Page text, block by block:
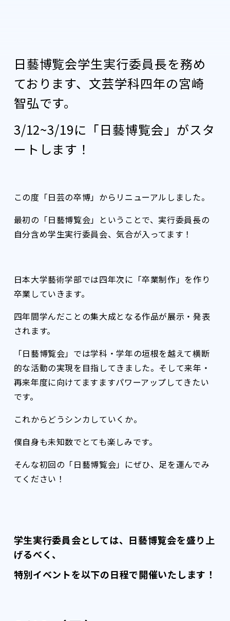
日藝博覧会学生実行委員長を務め
ております、文芸学科四年の宮崎
智弘です。
3/12~3/19に「日藝博覧会」がスタ
ートします！
この度「日芸の卒博」からリニューアルしました。
最初の「日藝博覧会」ということで、実行委員長の
自分含め学生実行委員会、気合が入ってます！
日本大学藝術学部では四年次に「卒業制作」を作り
卒業していきます。
四年間学んだことの集大成となる作品が展示・発表
されます。
「日藝博覧会」では学科・学年の垣根を越えて横断
的な活動の実現を目指してきました。そして来年・
再来年度に向けてますますパワーアップしてきたい
です。
これからどうシンカしていくか。
僕自身も未知数でとても楽しみです。
そんな初回の「日藝博覧会」にぜひ、足を運んでみ
てください！
学生実行委員会としては、日藝博覧会を盛り上
げるべく、
特別イベントを以下の日程で開催いたします！